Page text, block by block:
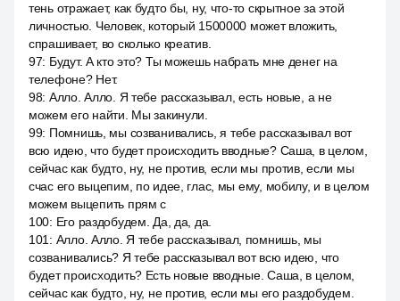
тень отражает, как будто бы, ну, что-то скрытное за этой
личностью. Человек, который 1500000 может вложить,
спрашивает, во сколько креатив.
97: Будут. А кто это? Ты можешь набрать мне денег на
телефоне? Нет.
98: Алло. Алло. Я тебе рассказывал, есть новые, а не
можем его найти. Мы закинули.
99: Помнишь, мы созванивались, я тебе рассказывал вот
всю идею, что будет происходить вводные? Саша, в целом,
сейчас как будто, ну, не против, если мы против, если мы
счас его выцепим, по идее, глас, мы ему, мобилу, и в целом
можем выцепить прям с
100: Его раздобудем. Да, да, да.
101 : Алло. Алло. Я тебе рассказывал, помнишь, мы
созванивались? Я тебе рассказывал вот всю идею, что
будет происходить? Есть новые вводные. Саша, в целом,
сейчас как будто, ну, не против, если мы его раздобудем.